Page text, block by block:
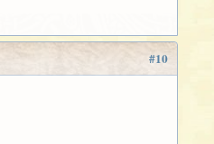
#10